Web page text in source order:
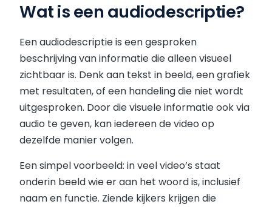
Wat is een audiodescriptie?
Een audiodescriptie is een gesproken
beschrijving van informatie die alleen visueel
zichtbaar is. Denk aan tekst in beeld, een grafiek
met resultaten, of een handeling die niet wordt
uitgesproken. Door die visuele informatie ook via
audio te geven, kan iedereen de video op
dezelfde manier volgen.
Een simpel voorbeeld: in veel video’s staat
onderin beeld wie er aan het woord is, inclusief
naam en functie. Ziende kijkers krijgen die